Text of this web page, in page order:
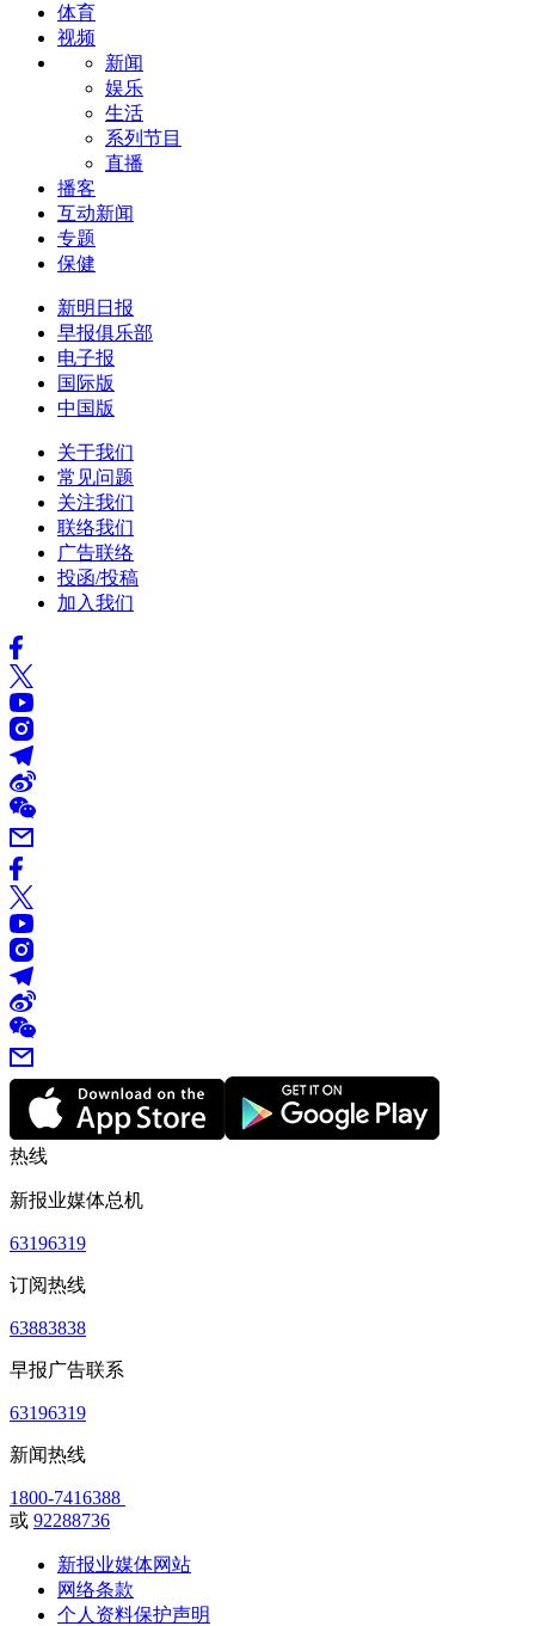
体育
视频
新闻
娱乐
生活
系列节目
直播
播客
互动新闻
专题
保健
新明日报
早报俱乐部
电子报
国际版
中国版
关于我们
常见问题
关注我们
联络我们
广告联络
投函/投稿
加入我们
热线
新报业媒体总机
63196319
订阅热线
63883838
早报广告联系
63196319
新闻热线
1800-7416388
或 92288736
新报业媒体网站
网络条款
个人资料保护声明